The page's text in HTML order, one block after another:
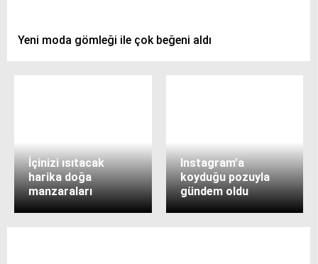
Yeni moda gömleği ile çok beğeni aldı
İçinizi ısıtacak
harika doğa
manzaraları
Instagram’a
koyduğu pozuyla
gündem oldu